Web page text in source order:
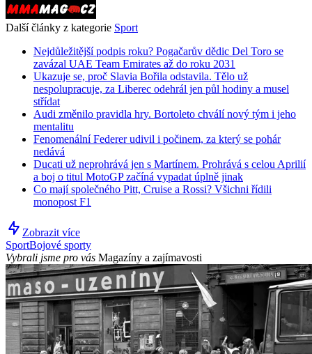
Další články z kategorie Sport
Nejdůležitější podpis roku? Pogačarův dědic Del Toro se
zavázal UAE Team Emirates až do roku 2031
Ukazuje se, proč Slavia Bořila odstavila. Tělo už
nespolupracuje, za Liberec odehrál jen půl hodiny a musel
střídat
Audi změnilo pravidla hry. Bortoleto chválí nový tým i jeho
mentalitu
Fenomenální Federer udivil i počinem, za který se pohár
nedává
Ducati už neprohrává jen s Martínem. Prohrává s celou Aprilií
a boj o titul MotoGP začíná vypadat úplně jinak
Co mají společného Pitt, Cruise a Rossi? Všichni řídili
monopost F1
Zobrazit více
SportBojové sporty
Vybrali jsme pro vás Magazíny a zajímavosti